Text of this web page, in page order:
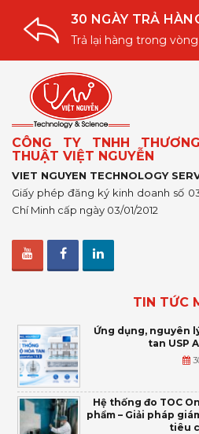
30 NGÀY TRẢ
Trả lại hàng trong
CÔNG TY TNHH
THUẬT VIỆT NGUYỄN
VIET NGUYEN TECHNOLOGY
Giấy phép đăng ký kinh doanh số
Chí Minh cấp ngày 03/01/2012
TIN TỨC
Ứng dụng, nguyên
tan USP
Hệ thống đo TOC
phẩm – Giải pháp
tiêu